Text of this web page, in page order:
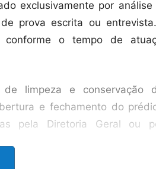
exclusivamente por análise
prova escrita ou
o tempo de
limpeza e conservação
e fechamento do
pela Diretoria Geral ou